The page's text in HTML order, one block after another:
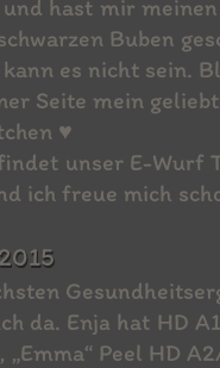
hast mir
Buben
es nicht sein.
Seite mein
♥
unser E-Wurf
ich freue mich
da. Enja hat HD
„Emma“ Peel HD